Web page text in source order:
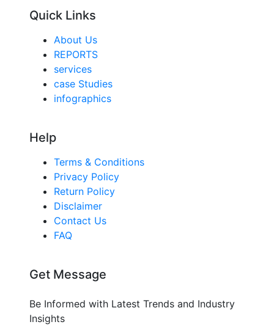
Quick Links
About Us
REPORTS
services
case Studies
infographics
Help
Terms & Conditions
Privacy Policy
Return Policy
Disclaimer
Contact Us
FAQ
Get Message
Be Informed with Latest Trends and Industry
Insights